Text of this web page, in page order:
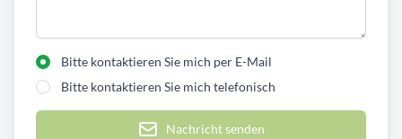
Bitte kontaktieren Sie mich per E-Mail
Bitte kontaktieren Sie mich telefonisch
Nachricht senden